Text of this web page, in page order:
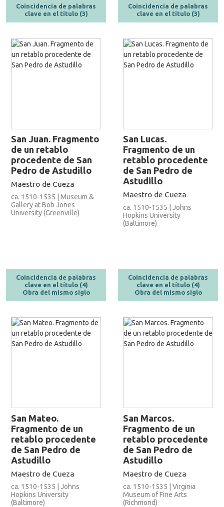
Coincidencia de palabras
clave en el título (3)
Coincidencia de palabras
clave en el título (3)
San Juan. Fragmento
de un retablo
procedente de San
Pedro de Astudillo
Maestro de Cueza
ca. 1510-1535 | Museum &
Gallery at Bob Jones
University (Greenville)
Coincidencia de palabras
clave en el título (4)
Obra del mismo siglo
San Lucas.
Fragmento de un
retablo procedente
de San Pedro de
Astudillo
Maestro de Cueza
ca. 1510-1535 | Johns
Hopkins University
(Baltimore)
Coincidencia de palabras
clave en el título (4)
Obra del mismo siglo
San Mateo.
Fragmento de un
retablo procedente
de San Pedro de
Astudillo
Maestro de Cueza
ca. 1510-1535 | Johns
Hopkins University
(Baltimore)
San Marcos.
Fragmento de un
retablo procedente
de San Pedro de
Astudillo
Maestro de Cueza
ca. 1510-1535 | Virginia
Museum of Fine Arts
(Richmond)